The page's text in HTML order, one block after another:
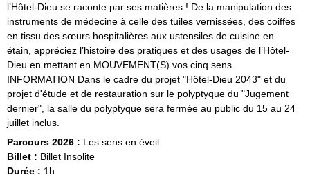
l’Hôtel-Dieu se raconte par ses matières ! De la manipulation des
instruments de médecine à celle des tuiles vernissées, des coiffes
en tissu des sœurs hospitalières aux ustensiles de cuisine en
étain, appréciez l’histoire des pratiques et des usages de l’Hôtel-
Dieu en mettant en MOUVEMENT(S) vos cinq sens.
INFORMATION Dans le cadre du projet "Hôtel-Dieu 2043" et du
projet d'étude et de restauration sur le polyptyque du "Jugement
dernier", la salle du polyptyque sera fermée au public du 15 au 24
juillet inclus.
Parcours 2026 : Les sens en éveil
Billet : Billet Insolite
Durée : 1h